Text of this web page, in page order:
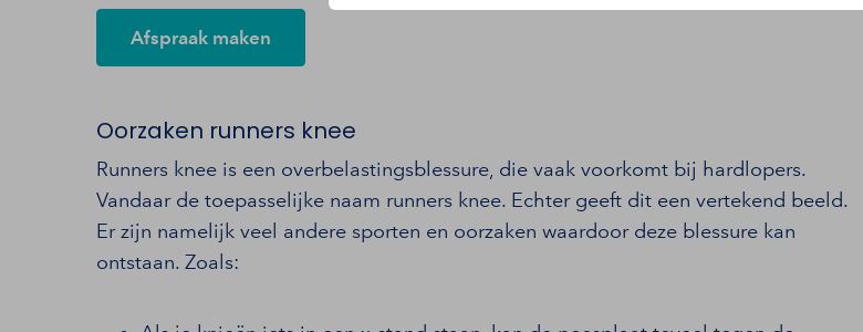
Afspraak maken
Oorzaken runners knee
Runners knee is een overbelastingsblessure, die vaak voorkomt bij hardlopers.
Vandaar de toepasselijke naam runners knee. Echter geeft dit een vertekend beeld.
Er zijn namelijk veel andere sporten en oorzaken waardoor deze blessure kan
ontstaan. Zoals: